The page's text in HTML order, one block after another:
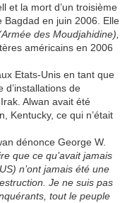
et la mort d’un troisième
Bagdad en juin 2006. Elle
des Moudjahidine),
américains en 2006
Etats-Unis en tant que
d’installations de
Alwan avait été
Kentucky, ce qui n’était
dénonce George W.
que ce qu’avait jamais
n’ont jamais été une
Je ne suis pas
tout le peuple